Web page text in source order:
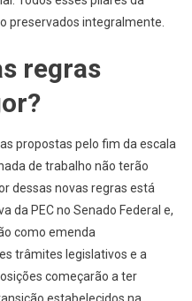
preservados integralmente.
regras
propostas pelo fim da escala
de trabalho não terão
dessas novas regras está
da PEC no Senado Federal e,
como emenda
trâmites legislativos e a
começarão a ter
estabelecidos na